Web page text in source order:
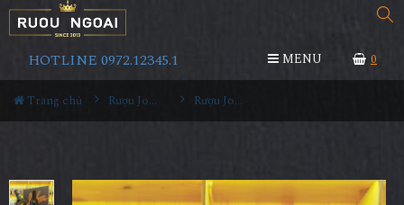
0
HOTLINE 0972.12345.1 MENU
Trang chủ Rượu Johnnie walker Rượu Johnnie Walker Double Black Hộp Quà Tết 2022